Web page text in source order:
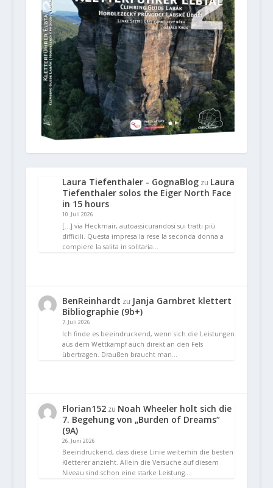
Laura Tiefenthaler - GognaBlogzu Laura
Tiefenthaler solos the Eiger North Face
in 15 hours
10. Juli 2026
[…] via Heckmair, autoassicurandosi sui tratti più
difficili. Questa impresa la rese la seconda donna a
compiere la salita in solitaria…
BenReinhardt zu Janja Garnbret klettert
Bibliographie (9b+)
7. Juli 2026
Ich finde es beeindruckend, wenn sich die Leistungen
aus dem Wettkampf auch direkt an den Fels
übertragen. Draußen braucht man…
Florian152zu Noah Wheeler holt sich die
7. Begehung von „Burden of Dreams“
(9A)
26. Juni 2026
Beeindruckend, dass diese Linie weiterhin die besten
Kletterer anzieht. Allein die Versuche auf diesem
Niveau sind schon eine starke Leistung.…